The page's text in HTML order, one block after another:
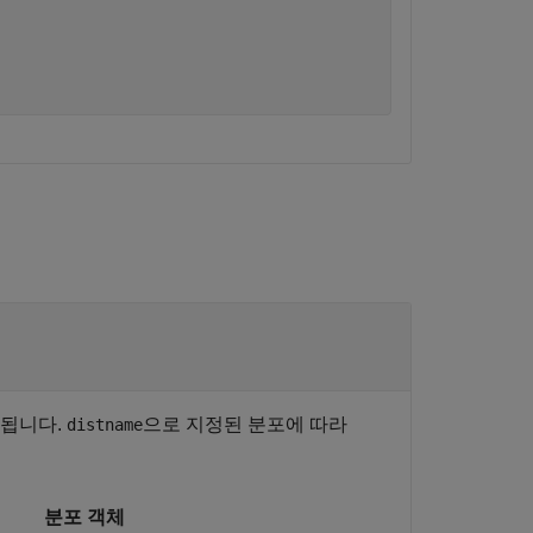
니다. distname으로 지정된 분포에 따라
분포 객체